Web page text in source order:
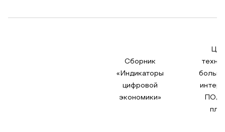
Сборник
«Индикаторы
цифровой
экономики»
ПО,